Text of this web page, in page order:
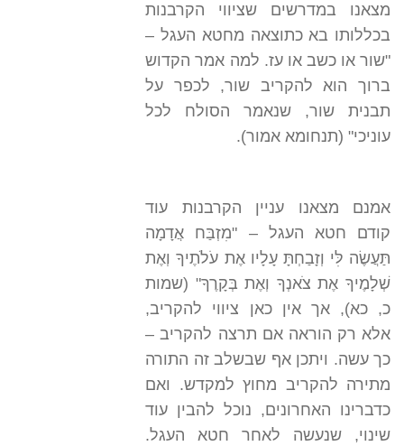
מצאנו במדרשים שציווי הקרבנות
בכללותו בא כתוצאה מחטא העגל –
"שור או כשב או עז. למה אמר הקדוש
ברוך הוא להקריב שור, לכפר על
תבנית שור, שנאמר הסולח לכל
עוניכי" (תנחומא אמור).
אמנם מצאנו עניין הקרבנות עוד
קודם חטא העגל – "מִזְבַּח אֲדָמָה
תַּעֲשֶׂה לִּי וְזָבַחְתָּ עָלָיו אֶת עֹלֹתֶיךָ וְאֶת
שְׁלָמֶיךָ אֶת צֹאנְךָ וְאֶת בְּקָרֶךָ" (שמות
כ, כא), אך אין כאן ציווי להקריב,
אלא רק הוראה אם תרצה להקריב –
כך עשה. ויתכן אף שבשלב זה התורה
מתירה להקריב מחוץ למקדש. ואם
כדברינו האחרונים, נוכל להבין עוד
שינוי, שנעשה לאחר חטא העגל.